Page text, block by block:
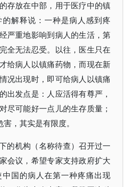
存放在中部，用于医疗中的镇
解释说：一种是病人感到疼
严重地影响到病人的生活，第
全无法忍受。以往，医生只在
给病人以镇痛药物，而现在新
况出现时，即可给病人以镇痛
出发点是：人应活得有尊严，
尽可能好一点儿的生存质量；
，其实是有限度。
的机构（名称待查）召开过一
会议，希望专家支持政府扩大
国的病人在第一种疼痛出现